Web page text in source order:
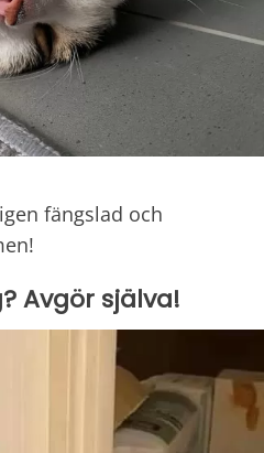
fängslad och
Avgör själva!